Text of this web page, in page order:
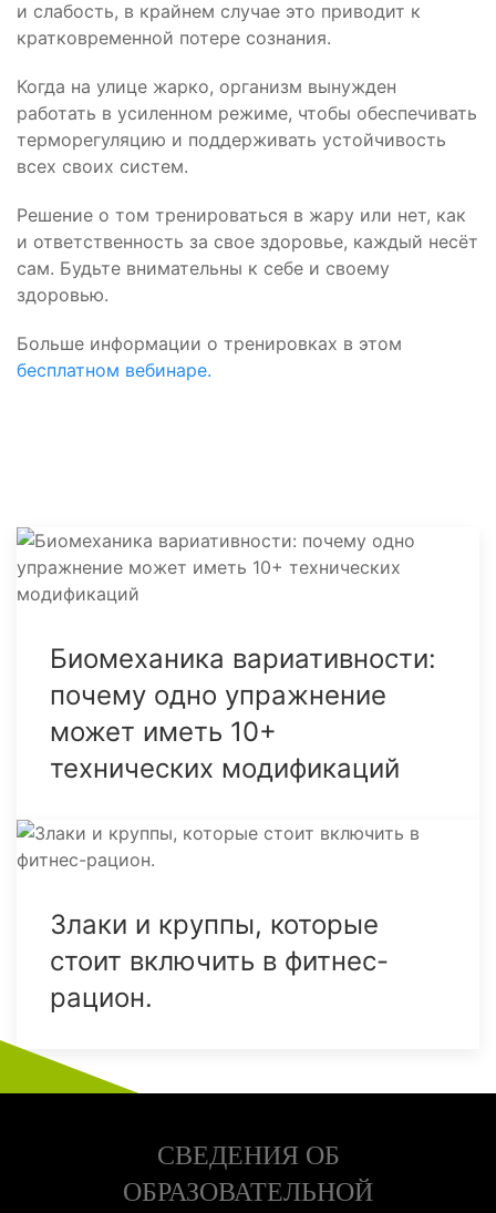
и слабость, в крайнем случае это приводит к
кратковременной потере сознания.
Когда на улице жарко, организм вынужден
работать в усиленном режиме, чтобы обеспечивать
терморегуляцию и поддерживать устойчивость
всех своих систем.
Решение о том тренироваться в жару или нет, как
и ответственность за свое здоровье, каждый несёт
сам. Будьте внимательны к себе и своему
здоровью.
Больше информации о тренировках в этом
бесплатном вебинаре.
Биомеханика вариативности:
почему одно упражнение
может иметь 10+
технических модификаций
Злаки и круппы, которые
стоит включить в фитнес-
рацион.
СВЕДЕНИЯ ОБ
ОБРАЗОВАТЕЛЬНОЙ